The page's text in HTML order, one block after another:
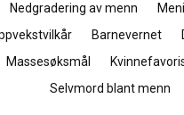
Nedgradering av menn
Barnevernet
Massesøksmål
Selvmord blant menn